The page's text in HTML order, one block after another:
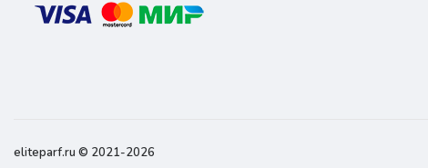
eliteparf.ru © 2021-2026